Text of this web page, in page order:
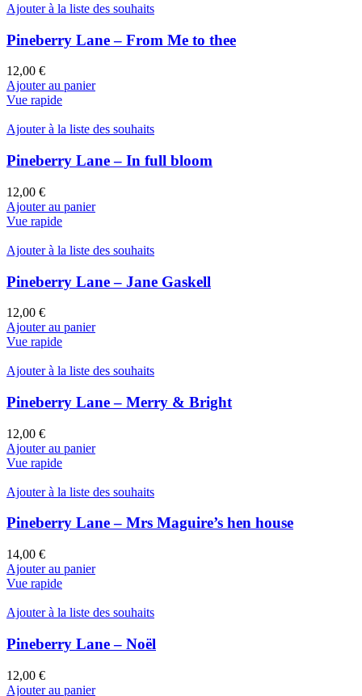
Ajouter à la liste des souhaits
Pineberry Lane – From Me to thee
12,00 €
Ajouter au panier
Vue rapide
Ajouter à la liste des souhaits
Pineberry Lane – In full bloom
12,00 €
Ajouter au panier
Vue rapide
Ajouter à la liste des souhaits
Pineberry Lane – Jane Gaskell
12,00 €
Ajouter au panier
Vue rapide
Ajouter à la liste des souhaits
Pineberry Lane – Merry & Bright
12,00 €
Ajouter au panier
Vue rapide
Ajouter à la liste des souhaits
Pineberry Lane – Mrs Maguire’s hen house
14,00 €
Ajouter au panier
Vue rapide
Ajouter à la liste des souhaits
Pineberry Lane – Noël
12,00 €
Ajouter au panier